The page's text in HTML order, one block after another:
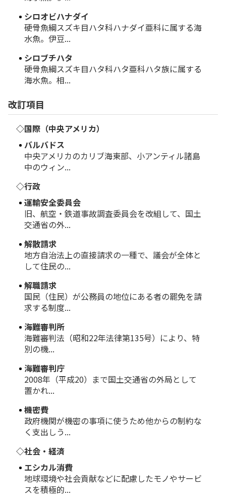
シロオビハナダイ
硬骨魚綱スズキ目ハタ科ハナダイ亜科に属する海
水魚。伊豆...
シロブチハタ
硬骨魚綱スズキ目ハタ科ハタ亜科ハタ族に属する
海水魚。相...
改訂項目
◇国際（中央アメリカ）
バルバドス
中央アメリカのカリブ海東部、小アンティル諸島
中のウィン...
◇行政
運輸安全委員会
旧、航空・鉄道事故調査委員会を改組して、国土
交通省の外...
解散請求
地方自治法上の直接請求の一種で、議会が全体と
して住民の...
解職請求
国民（住民）が公務員の地位にある者の罷免を請
求する制度...
海難審判所
海難審判法（昭和22年法律第135号）により、特
別の機...
海難審判庁
2008年（平成20）まで国土交通省の外局として
置かれ...
機密費
政府機関が機密の事項に使うため他からの制約な
く支出しう...
◇社会・経済
エシカル消費
地球環境や社会貢献などに配慮したモノやサービ
スを積極的...